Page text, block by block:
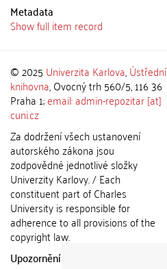
Metadata
Show full item record
© 2025 Univerzita Karlova,Ústřední
knihovna, Ovocný trh 560/5, 116 36
Praha 1;email: admin-repozitar [at]
cuni.cz
Za dodržení všech ustanovení
autorského zákona jsou
zodpovědné jednotlivé složky
Univerzity Karlovy. / Each
constituent part of Charles
University is responsible for
adherence to all provisions of the
copyright law.
Upozornění / Notice: